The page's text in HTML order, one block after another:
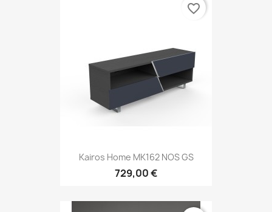
Kairos Home MK162 NOS GS
729,00 €
favorite_border